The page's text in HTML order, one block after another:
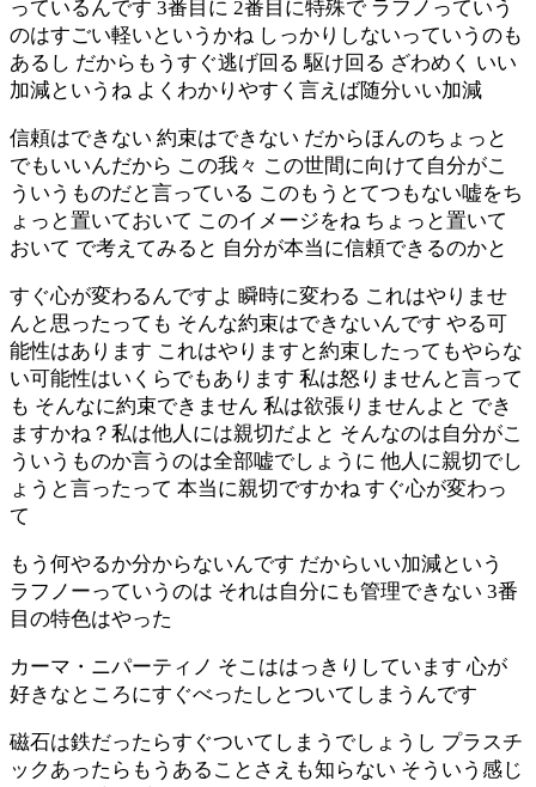
っているんです 3番目に 2番目に特殊で ラフノっていう
のはすごい軽いというかね しっかりしないっていうのも
あるし だからもうすぐ逃げ回る 駆け回る ざわめく いい
加減というね よくわかりやすく言えば随分いい加減
信頼はできない 約束はできない だからほんのちょっと
でもいいんだから この我々 この世間に向けて自分がこ
ういうものだと言っている このもうとてつもない嘘をち
ょっと置いておいて このイメージをね ちょっと置いて
おいて で考えてみると 自分が本当に信頼できるのかと
すぐ心が変わるんですよ 瞬時に変わる これはやりませ
んと思ったっても そんな約束はできないんです やる可
能性はあります これはやりますと約束したってもやらな
い可能性はいくらでもあります 私は怒りませんと言って
も そんなに約束できません 私は欲張りませんよと でき
ますかね？私は他人には親切だよと そんなのは自分がこ
ういうものか言うのは全部嘘でしょうに 他人に親切でし
ょうと言ったって 本当に親切ですかね すぐ心が変わっ
て
もう何やるか分からないんです だからいい加減という
ラフノーっていうのは それは自分にも管理できない 3番
目の特色はやった
カーマ・ニパーティノ そこははっきりしています 心が
好きなところにすぐべったしとついてしまうんです
磁石は鉄だったらすぐついてしまうでしょうし プラスチ
ックあったらもうあることさえも知らない そういう感じ